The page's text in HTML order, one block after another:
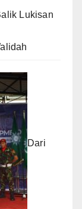
Lukisan
Dari